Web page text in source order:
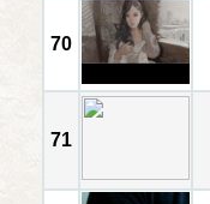
70
71